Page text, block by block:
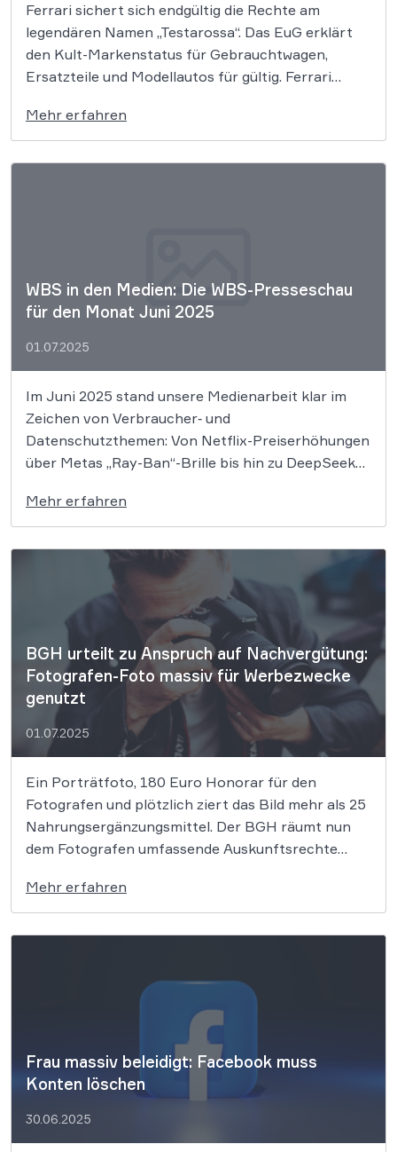
Ferrari sichert sich endgültig die Rechte am
legendären Namen „Testarossa“. Das EuG erklärt
den Kult-Markenstatus für Gebrauchtwagen,
Ersatzteile und Modellautos für gültig. Ferrari
„Testarossa“. Das Gericht der Europäischen Union
(EuG) hat zwei Beschlüsse des EU-Amts für
geistiges Eigentum (EUIPO) aufgehoben. Die
Mehr erfahren
WBS in den Medien: Die WBS-Presseschau
für den Monat Juni 2025
01.07.2025
Im Juni 2025 stand unsere Medienarbeit klar im
Zeichen von Verbraucher‑ und
Datenschutzthemen: Von Netflix-Preiserhöhungen
über Metas „Ray-Ban“-Brille bis hin zu DeepSeek
rechtliche Einordnung. Daneben waren wir breit
gefächert gefragt: Bahn-Fahrtabbrüche,
heimliches Filmen einer Joggerin, Raves im
öffentlichen Raum und frühe Schulferien […]
Mehr erfahren
BGH urteilt zu Anspruch auf Nachvergütung:
Fotografen-Foto massiv für Werbezwecke
genutzt
01.07.2025
Ein Porträtfoto, 180 Euro Honorar für den
Fotografen und plötzlich ziert das Bild mehr als 25
Nahrungsergänzungsmittel. Der BGH räumt nun
dem Fotografen umfassende Auskunftsrechte
jeden Kreativen und jedes Marketing-Team
alarmieren sollte, lesen Sie hier. Der
Bundesgerichtshof (BGH) hat entschieden, dass
Mehr erfahren
Frau massiv beleidigt: Facebook muss
Konten löschen
30.06.2025